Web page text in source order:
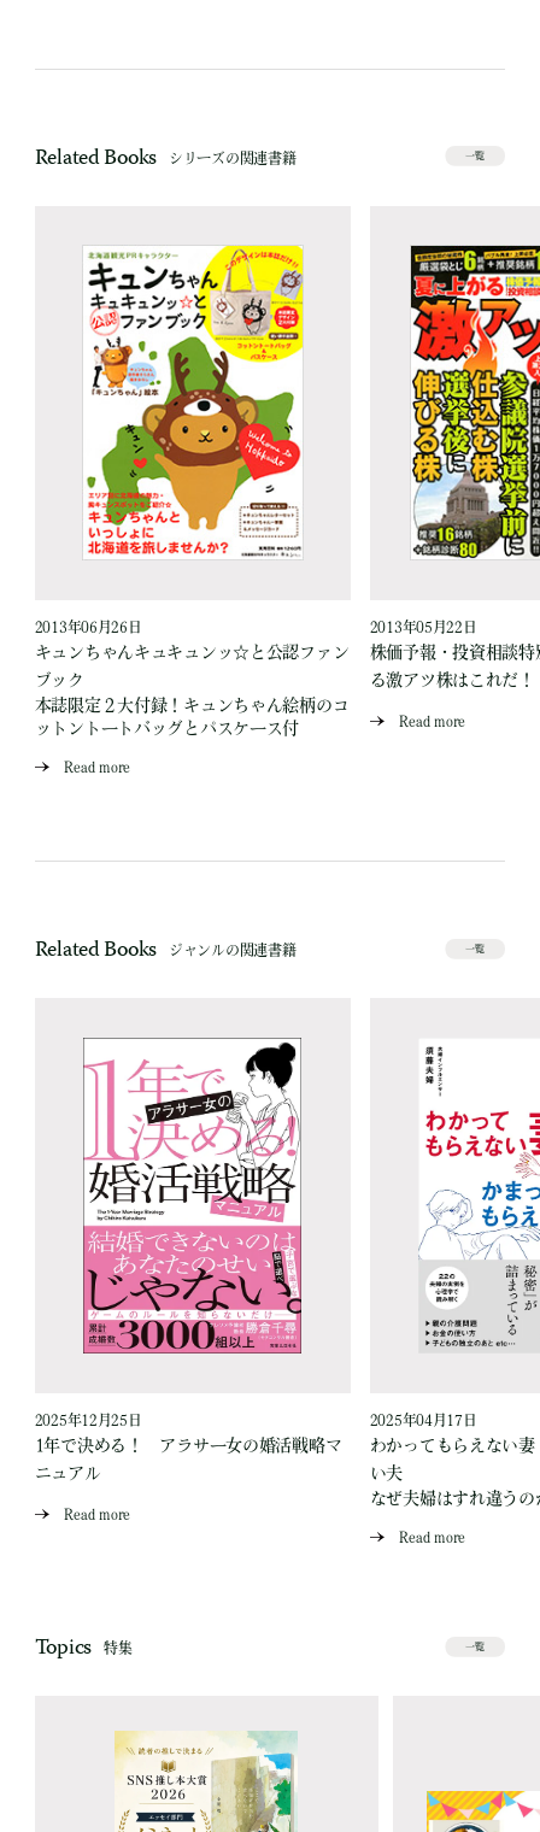
Related Books シリーズの関連書籍 一覧
2013年06月26日
キュンちゃんキュキュンッ☆と公認ファン
ブック
本誌限定２大付録！キュンちゃん絵柄のコ
ットントートバッグとパスケース付
Read more
2013年05月22日
株価予報・投資相談
る激アツ株はこれだ！
Read more
Related Books ジャンルの関連書籍 一覧
2025年12月25日
1年で決める！ アラサー女の婚活戦略マ
ニュアル
Read more
2025年04月17日
わかってもらえない
い夫
なぜ夫婦はすれ違うの
Read more
Topics 特集 一覧